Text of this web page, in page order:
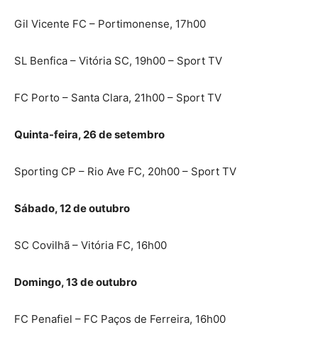
Gil Vicente FC – Portimonense, 17h00
SL Benfica – Vitória SC, 19h00 – Sport TV
FC Porto – Santa Clara, 21h00 – Sport TV
Quinta-feira, 26 de setembro
Sporting CP – Rio Ave FC, 20h00 – Sport TV
Sábado, 12 de outubro
SC Covilhã – Vitória FC, 16h00
Domingo, 13 de outubro
FC Penafiel – FC Paços de Ferreira, 16h00